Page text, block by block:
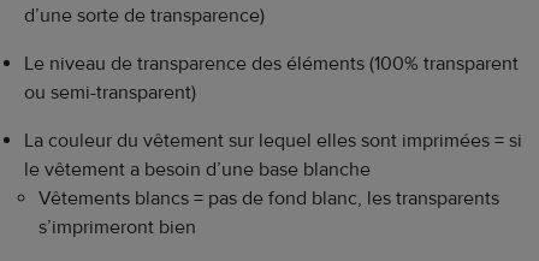
d’une sorte de transparence)
Le niveau de transparence des éléments (100% transparent
ou semi-transparent)
La couleur du vêtement sur lequel elles sont imprimées = si
le vêtement a besoin d’une base blanche
Vêtements blancs = pas de fond blanc, les transparents
s’imprimeront bien